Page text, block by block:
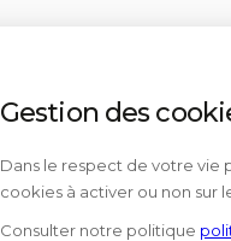
Gestion des
Dans le respect de votre vie
cookies à activer ou non sur
Consulter notre politique